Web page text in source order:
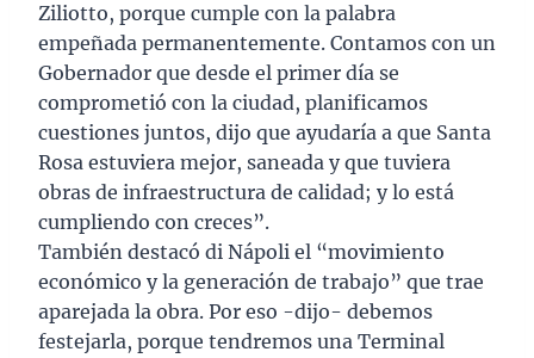
Ziliotto, porque cumple con la palabra
empeñada permanentemente. Contamos con un
Gobernador que desde el primer día se
comprometió con la ciudad, planificamos
cuestiones juntos, dijo que ayudaría a que Santa
Rosa estuviera mejor, saneada y que tuviera
obras de infraestructura de calidad; y lo está
cumpliendo con creces”.
También destacó di Nápoli el “movimiento
económico y la generación de trabajo” que trae
aparejada la obra. Por eso -dijo- debemos
festejarla, porque tendremos una Terminal